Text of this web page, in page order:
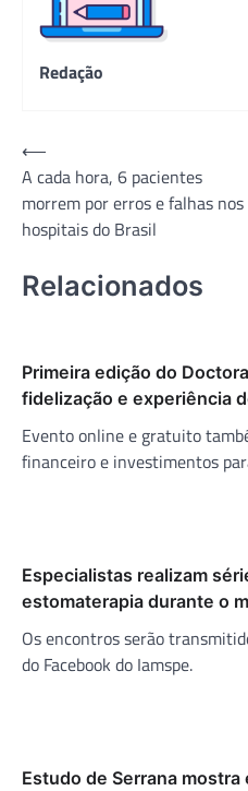
Redação
Navegação
de
Post
⟵
A cada hora, 6 pacientes
morrem por erros e falhas nos
hospitais do Brasil
Relacionados
Primeira edição do
fidelização e experiência
Evento online e gratuito
financeiro e investimentos
Especialistas realizam
estomaterapia durante o
Os encontros serão
do Facebook do Iamspe.
Estudo de Serrana